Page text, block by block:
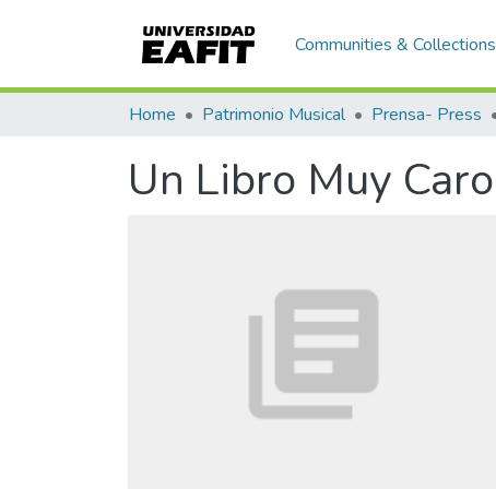
Communities & Collections
Home Patrimonio Musical Prensa- Press
Un Libro Muy Caro